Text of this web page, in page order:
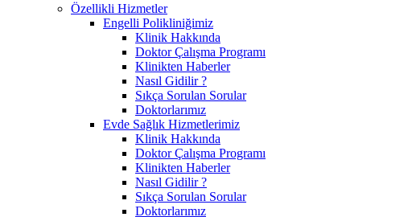
Özellikli Hizmetler
Engelli Polikliniğimiz
Klinik Hakkında
Doktor Çalışma Programı
Klinikten Haberler
Nasıl Gidilir ?
Sıkça Sorulan Sorular
Doktorlarımız
Evde Sağlık Hizmetlerimiz
Klinik Hakkında
Doktor Çalışma Programı
Klinikten Haberler
Nasıl Gidilir ?
Sıkça Sorulan Sorular
Doktorlarımız